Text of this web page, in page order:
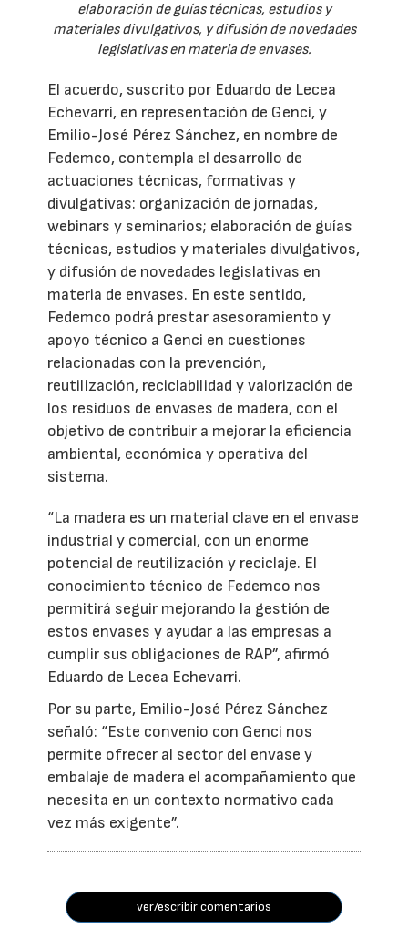
elaboración de guías técnicas, estudios y
materiales divulgativos, y difusión de novedades
legislativas en materia de envases.
El acuerdo, suscrito por Eduardo de Lecea
Echevarri, en representación de Genci, y
Emilio-José Pérez Sánchez, en nombre de
Fedemco, contempla el desarrollo de
actuaciones técnicas, formativas y
divulgativas: organización de jornadas,
webinars y seminarios; elaboración de guías
técnicas, estudios y materiales divulgativos,
y difusión de novedades legislativas en
materia de envases. En este sentido,
Fedemco podrá prestar asesoramiento y
apoyo técnico a Genci en cuestiones
relacionadas con la prevención,
reutilización, reciclabilidad y valorización de
los residuos de envases de madera, con el
objetivo de contribuir a mejorar la eficiencia
ambiental, económica y operativa del
sistema.
“La madera es un material clave en el envase
industrial y comercial, con un enorme
potencial de reutilización y reciclaje. El
conocimiento técnico de Fedemco nos
permitirá seguir mejorando la gestión de
estos envases y ayudar a las empresas a
cumplir sus obligaciones de RAP”, afirmó
Eduardo de Lecea Echevarri.
Por su parte, Emilio-José Pérez Sánchez
señaló: “Este convenio con Genci nos
permite ofrecer al sector del envase y
embalaje de madera el acompañamiento que
necesita en un contexto normativo cada
vez más exigente”.
ver/escribir comentarios